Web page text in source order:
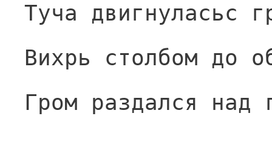
Туча двигнуласьс
Вихрь столбом до
Гром раздался над